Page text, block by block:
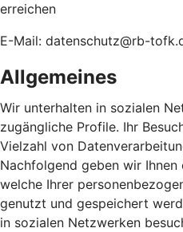
erreichen
E-Mail: datenschutz@rb-
Allgemeines
Wir unterhalten in sozialen
zugängliche Profile. Ihr
Vielzahl von
Nachfolgend geben wir
welche Ihrer
genutzt und gespeichert
in sozialen Netzwerken